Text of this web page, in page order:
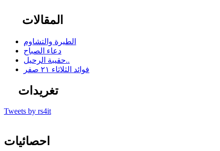
المقالات
الطيرة والتشاوم
دعاء الصباح
حقيبة الرحيل..
فوائد الثلاثاء ٢١ صفر
تغريدات
Tweets by rs4it
احصائيات